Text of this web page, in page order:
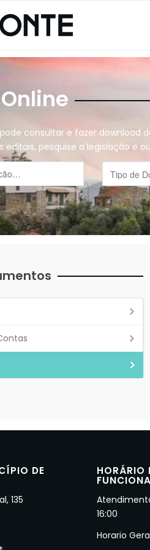
consultar e fazer download
editais, pesquise a legislação e
DE
135
HORÁRIO
16:00
Horario